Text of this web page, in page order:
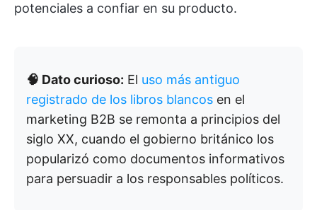
potenciales a confiar en su producto.
🧠 Dato curioso: El uso más antiguo
registrado de los libros blancos en el
marketing B2B se remonta a principios del
siglo XX, cuando el gobierno británico los
popularizó como documentos informativos
para persuadir a los responsables políticos.